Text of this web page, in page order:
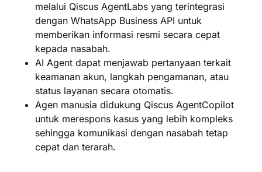
melalui Qiscus AgentLabs yang terintegrasi
dengan WhatsApp Business API untuk
memberikan informasi resmi secara cepat
kepada nasabah.
AI Agent dapat menjawab pertanyaan terkait
keamanan akun, langkah pengamanan, atau
status layanan secara otomatis.
Agen manusia didukung Qiscus AgentCopilot
untuk merespons kasus yang lebih kompleks
sehingga komunikasi dengan nasabah tetap
cepat dan terarah.